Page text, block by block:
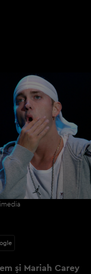
și Mariah Carey